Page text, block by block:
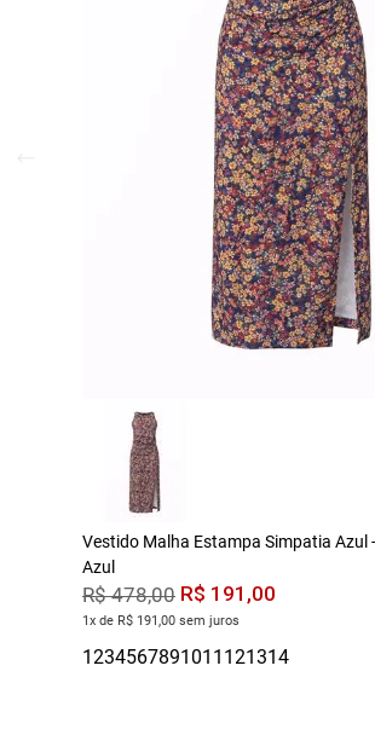
Vestido Malha Estampa Simpatia Azul
Azul
R$ 478,00 R$ 191 ,00
1x de R$ 191,00 sem juros